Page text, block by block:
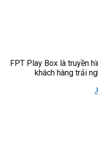
FPT Play Box là truyền
khách hàng trải